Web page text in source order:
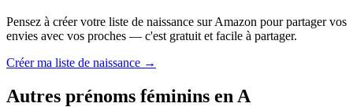
Pensez à créer votre liste de naissance sur Amazon pour partager vos
envies avec vos proches — c'est gratuit et facile à partager.
Créer ma liste de naissance →
Autres prénoms féminins en A